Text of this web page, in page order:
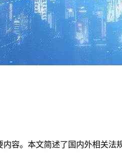
。本文简述了国内外相关法